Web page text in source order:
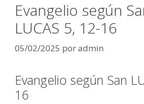
Evangelio según
LUCAS 5, 12-16
05/02/2025 poradmin
Evangelio según San
16